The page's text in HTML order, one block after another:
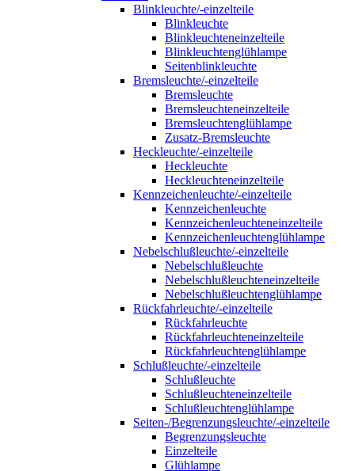
Blinkleuchte/-einzelteile
Blinkleuchte
Blinkleuchteneinzelteile
Blinkleuchtenglühlampe
Seitenblinkleuchte
Bremsleuchte/-einzelteile
Bremsleuchte
Bremsleuchteneinzelteile
Bremsleuchtenglühlampe
Zusatz-Bremsleuchte
Heckleuchte/-einzelteile
Heckleuchte
Heckleuchteneinzelteile
Kennzeichenleuchte/-einzelteile
Kennzeichenleuchte
Kennzeichenleuchteneinzelteile
Kennzeichenleuchtenglühlampe
Nebelschlußleuchte/-einzelteile
Nebelschlußleuchte
Nebelschlußleuchteneinzelteile
Nebelschlußleuchtenglühlampe
Rückfahrleuchte/-einzelteile
Rückfahrleuchte
Rückfahrleuchteneinzelteile
Rückfahrleuchtenglühlampe
Schlußleuchte/-einzelteile
Schlußleuchte
Schlußleuchteneinzelteile
Schlußleuchtenglühlampe
Seiten-/Begrenzungsleuchte/-einzelteile
Begrenzungsleuchte
Einzelteile
Glühlampe